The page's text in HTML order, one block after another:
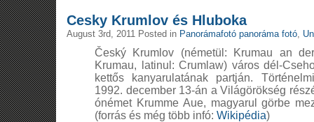
Cesky Krumlov és Hluboka
August 3rd, 2011 Posted in Panorámafotó panoráma fotó,
Český Krumlov (németül: Krumau an
Krumau, latinul: Crumlaw) város dél-
kettős kanyarulatának partján.
1992. december 13-án a Világörökség
ónémet Krumme Aue, magyarul görbe
(forrás és még több infó: Wikipédia)